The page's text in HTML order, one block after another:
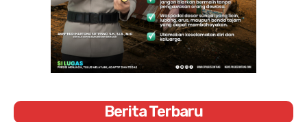
Berita Terbaru